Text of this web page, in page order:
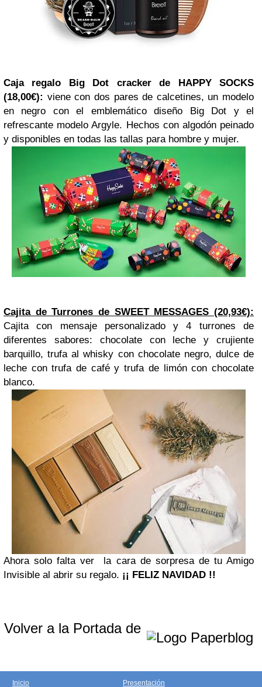
Caja regalo Big Dot cracker de HAPPY SOCKS
(18,00€): viene con dos pares de calcetines, un modelo
en negro con el emblemático diseño Big Dot y el
refrescante modelo Argyle. Hechos con algodón peinado
y disponibles en todas las tallas para hombre y mujer.
Cajita de Turrones de SWEET MESSAGES (20,93€):
Cajita con mensaje personalizado y4 turrones de
diferentes sabores: chocolate con leche y crujiente
barquillo, trufa al whisky con chocolate negro, dulce de
leche con trufa de café y trufa de limón con chocolate
blanco.
Ahora solo falta ver la cara de sorpresa de tu Amigo
Invisible al abrir su regalo. ¡¡ FELIZ NAVIDAD !!
Volver a la Portada de
Inicio Presentación